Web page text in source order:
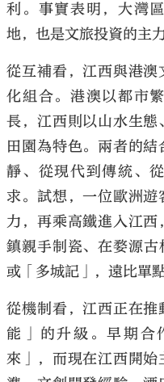
利。事實表明，大灣
地，也是文旅投資的主力
從互補看，江西與港
化組合。港澳以都市
長，江西則以山水生
田園為特色。兩者的
靜、從現代到傳統、
求。試想，一位歐洲
力，再乘高鐵進入江
鎮親手制瓷、在婺源
或「多城記」，遠比單
從機制看，江西正在
能」的升級。早期合
來」，而現在江西開